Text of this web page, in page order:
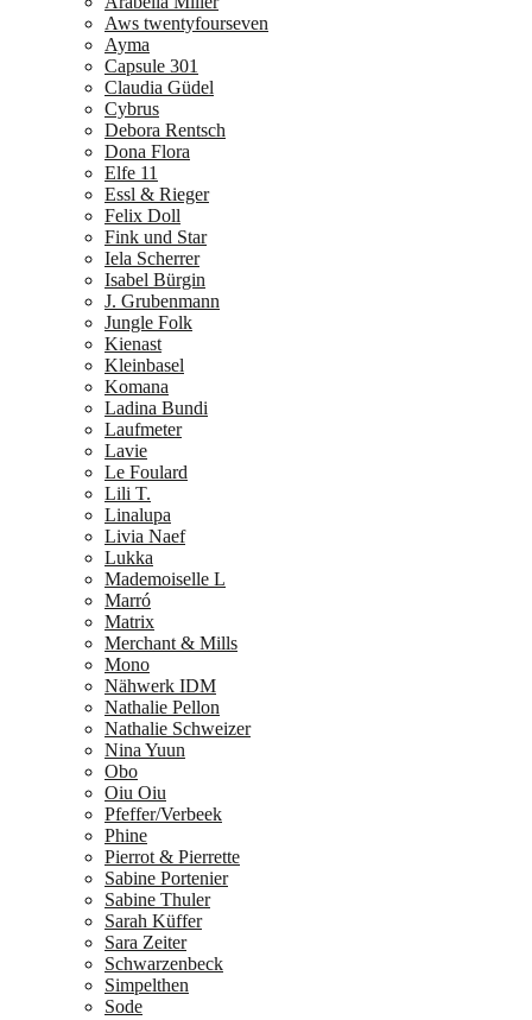
Aws twentyfourseven
Ayma
Capsule 301
Claudia Güdel
Cybrus
Debora Rentsch
Dona Flora
Elfe 11
Essl & Rieger
Felix Doll
Fink und Star
Iela Scherrer
Isabel Bürgin
J. Grubenmann
Jungle Folk
Kienast
Kleinbasel
Komana
Ladina Bundi
Laufmeter
Lavie
Le Foulard
Lili T.
Linalupa
Livia Naef
Lukka
Mademoiselle L
Marró
Matrix
Merchant & Mills
Mono
Nähwerk IDM
Nathalie Pellon
Nathalie Schweizer
Nina Yuun
Obo
Oiu Oiu
Pfeffer/Verbeek
Phine
Pierrot & Pierrette
Sabine Portenier
Sabine Thuler
Sarah Küffer
Sara Zeiter
Schwarzenbeck
Simpelthen
Sode